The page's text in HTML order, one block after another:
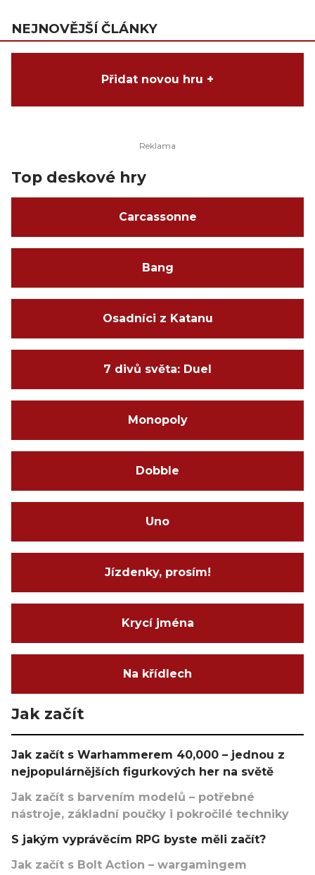
NEJNOVĚJŠÍ ČLÁNKY
Přidat novou hru +
Top deskové hry
Carcassonne
Bang
Osadníci z Katanu
7 divů světa: Duel
Monopoly
Dobble
Uno
Jízdenky, prosím!
Krycí jména
Na křídlech
Jak začít
Jak začít s Warhammerem 40,000 – jednou z
nejpopulárnějších figurkových her na světě
Jak začít s barvením modelů – potřebné
nástroje, základní poučky i pokročilé techniky
S jakým vyprávěcím RPG byste měli začít?
Jak začít s Bolt Action – wargamingem